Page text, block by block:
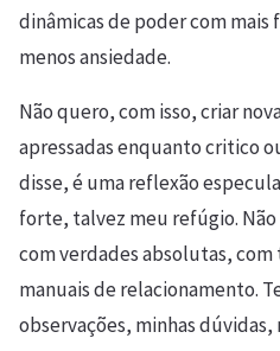
dinâmicas de poder com
menos ansiedade.
Não quero, com isso, criar
apressadas enquanto critico
disse, é uma reflexão
forte, talvez meu refúgio.
com verdades absolutas,
manuais de relacionamento.
observações, minhas